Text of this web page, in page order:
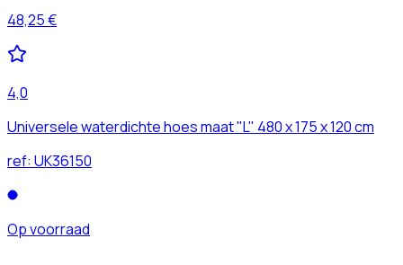
48,25 €
4,0
Universele waterdichte hoes maat "L" 480 x 175 x 120 cm
ref: UK36150
Op voorraad